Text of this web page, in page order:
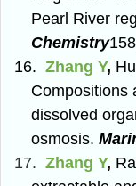
Pearl River
Chemistry
16. Zhang Y,
Compositions
dissolved
osmosis.
17. Zhang Y,